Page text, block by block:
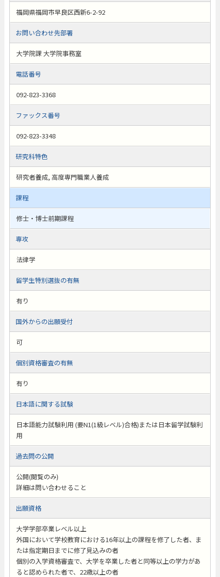
福岡県福岡市早良区西新6-2-92
お問い合わせ先部署
大学院課 大学院事務室
電話番号
092-823-3368
ファックス番号
092-823-3348
研究科特色
研究者養成, 高度専門職業人養成
課程
修士・博士前期課程
専攻
法律学
留学生特別選抜の有無
有り
国外からの出願受付
可
個別資格審査の有無
有り
日本語に関する試験
日本語能力試験利用 (要N1(1級レベル)合格)または日本留学試験利
用
過去問の公開
公開(閲覧のみ)
詳細は問い合わせること
出願資格
大学学部卒業レベル以上
外国において学校教育における16年以上の課程を修了した者、ま
たは指定期日までに修了見込みの者
個別の入学資格審査で、大学を卒業した者と同等以上の学力があ
ると認められた者で、22歳以上の者